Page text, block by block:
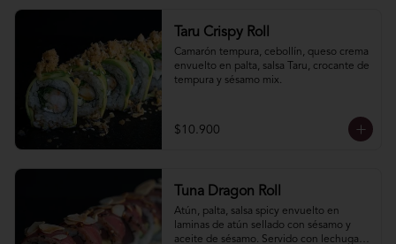
Taru Crispy Roll
Camarón tempura, cebollín, queso crema
envuelto en palta, salsa Taru, crocante de
tempura y sésamo mix.
$10.900
Tuna Dragon Roll
Atún, palta, salsa spicy envuelto en
laminas de atún sellado con sésamo y
aceite de sésamo. Servido con lechuga